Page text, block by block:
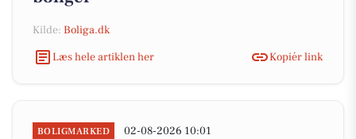
Kilde: Boliga.dk
Læs hele artiklen her
Kopiér link
BOLIGMARKED 02-08-2026 10:01